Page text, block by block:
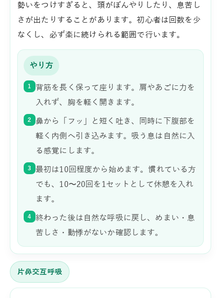
勢いをつけすぎると、頭がぼんやりしたり、息苦し
さが出たりすることがあります。初心者は回数を少
なくし、必ず楽に続けられる範囲で行います。
やり方
1
背筋を長く保って座ります。肩やあごに力を
入れず、胸を軽く開きます。
2
鼻から「フッ」と短く吐き、同時に下腹部を
軽く内側へ引き込みます。吸う息は自然に入
る感覚にします。
3
最初は10回程度から始めます。慣れている方
でも、10〜20回を1セットとして休憩を入れ
ます。
4
終わった後は自然な呼吸に戻し、めまい・息
苦しさ・動悸がないか確認します。
片鼻交互呼吸